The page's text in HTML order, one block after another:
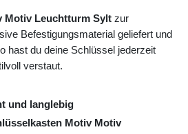
Motiv Leuchtturm Sylt zur
Befestigungsmaterial geliefert und
hast du deine Schlüssel jederzeit
verstaut.
und langlebig
Motiv Motiv